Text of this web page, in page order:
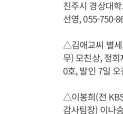
진주시 경상대
선영, 055-750-
△김애교씨 별세
무) 모친상, 정
0호, 발인 7일
△이봉희(전
감사팀장) 이나